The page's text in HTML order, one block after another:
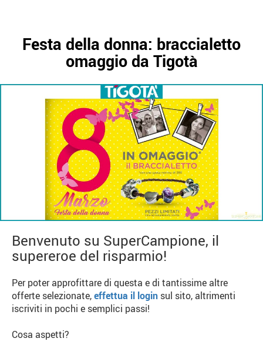
Festa della donna: braccialetto
omaggio da Tigotà
Benvenuto su SuperCampione, il
supereroe del risparmio!
Per poter approfittare di questa e di tantissime altre
offerte selezionate,effettua il login sul sito, altrimenti
iscriviti in pochi e semplici passi!
Cosa aspetti?